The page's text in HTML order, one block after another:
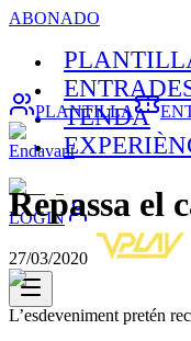
ABONADO
TENDA
LOGIN
PLANTILLA
Endavant
Repassa el
27/03/2020
L’esdeveniment pretén